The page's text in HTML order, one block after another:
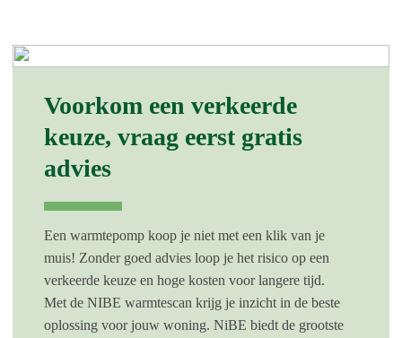
Voorkom een verkeerde
keuze, vraag eerst gratis
advies
Een warmtepomp koop je niet met een klik van je
muis! Zonder goed advies loop je het risico op een
verkeerde keuze en hoge kosten voor langere tijd.
Met de NIBE warmtescan krijg je inzicht in de beste
oplossing voor jouw woning. NiBE biedt de grootste